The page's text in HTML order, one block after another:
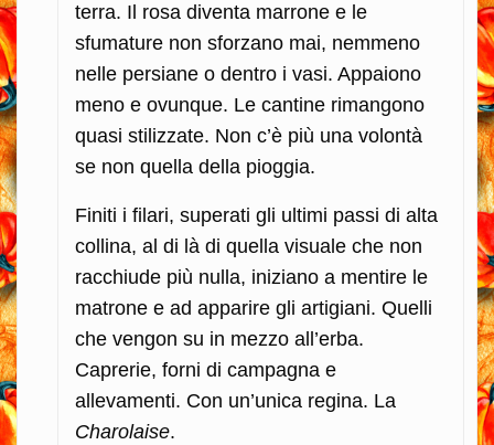
terra. Il rosa diventa marrone e le
sfumature non sforzano mai, nemmeno
nelle persiane o dentro i vasi. Appaiono
meno e ovunque. Le cantine rimangono
quasi stilizzate. Non c’è più una volontà
se non quella della pioggia.
Finiti i filari, superati gli ultimi passi di alta
collina, al di là di quella visuale che non
racchiude più nulla, iniziano a mentire le
matrone e ad apparire gli artigiani. Quelli
che vengon su in mezzo all’erba.
Caprerie, forni di campagna e
allevamenti. Con un’unica regina. La
Charolaise.